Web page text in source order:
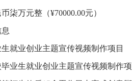
柒万元整（¥70000.00元）
就业创业主题宣传视频制作项目
业生就业创业主题宣传视频制作